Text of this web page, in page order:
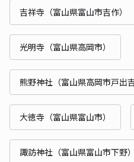
吉祥寺（富山県富山市吉作）
光明寺（富山県高岡市）
熊野神社（富山県高岡市戸出吉
大徳寺（富山県富山市）
諏訪神社（富山県富山市下野）